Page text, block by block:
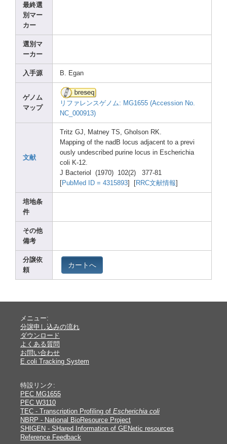
最終選
別マー
カー
選別マ
ーカー
入手源 B. Egan
ゲノム
マップ
リファレンスゲノム: MG1655 (Accession No.
NC_000913)
文献
Tritz GJ, Matney TS, Gholson RK.
Mapping of the nadB locus adjacent to a previ
ously undescribed purine locus in Escherichia
coli K-12.
J Bacteriol (1970) 102(2) 377-81
PubMed ID = 4315893 RRC文献情報
培地条
件
その他
備考
分譲依
頼
カートへ
メニュー:
分譲申し込みの流れ
ダウンロード
よくある質問
お問い合わせ
E.coli Tracking System
特設リンク:
PEC MG1655
PEC W3110
TEC - Transcription Profiling of Escherichia coli
NBRP - National BioResource Project
SHIGEN - SHared Information of GENetic resources
Reference Feedback